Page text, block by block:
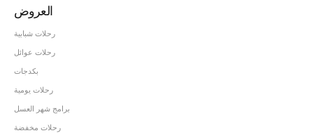
العروض
رحلات شبابية
رحلات عوائل
بكدجات
رحلات يومية
برامج شهر العسل
رحلات مخفضة